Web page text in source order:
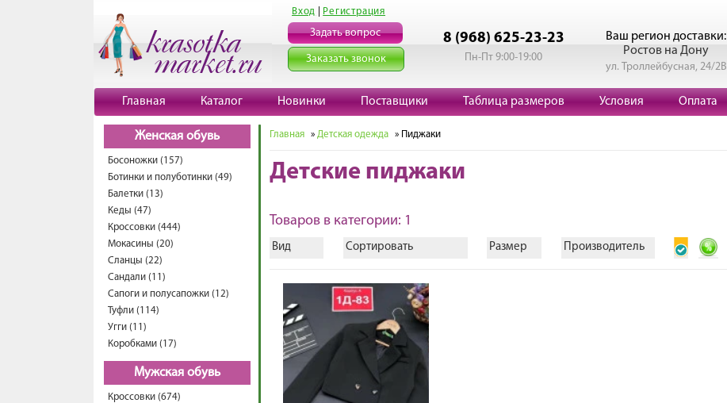
Вход Регистрация
Задать вопрос
Заказать звонок
8 (968) 625-23-23
Пн-Пт 9:00-19:00
Ваш регион доставки:
Ростов на Дону
ул. Троллейбусная, 24/2В
Главная Каталог Новинки Поставщики Таблица размеров Условия Оплата
Женская обувь
Босоножки (157)
Ботинки и полуботинки (49)
Балетки (13)
Кеды (47)
Кроссовки (444)
Мокасины (20)
Сланцы (22)
Сандали (11)
Сапоги и полусапожки (12)
Туфли (114)
Угги (11)
Коробками (17)
Мужская обувь
Кроссовки (674)
Главная » Детская одежда » Пиджаки
Детские пиджаки
Товаров в категории: 1
Вид Сортировать Размер Производитель